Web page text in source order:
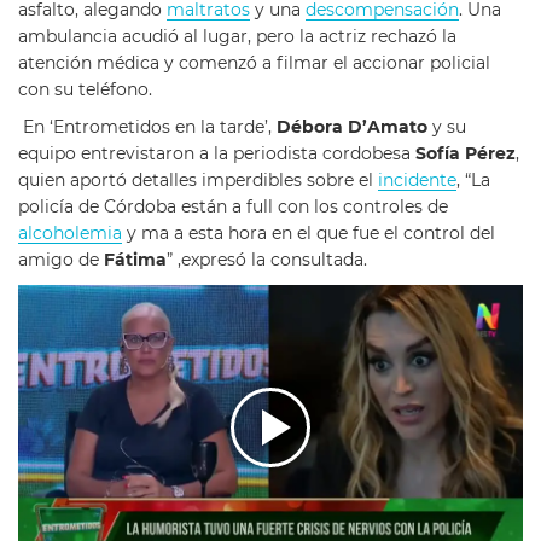
asfalto, alegando maltratos y una descompensación. Una
ambulancia acudió al lugar, pero la actriz rechazó la
atención médica y comenzó a filmar el accionar policial
con su teléfono.
En ‘Entrometidos en la tarde’, Débora D’Amato y su
equipo entrevistaron a la periodista cordobesa Sofía Pérez,
quien aportó detalles imperdibles sobre el incidente, “La
policía de Córdoba están a full con los controles de
alcoholemia y ma a esta hora en el que fue el control del
amigo de Fátima” ,expresó la consultada.